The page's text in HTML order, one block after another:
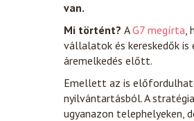
van.
Mi történt? AG7 megírta,
vállalatok és kereskedők
áremelkedés előtt.
Emellett az is
nyilvántartásból. A
ugyanazon telephelyeken,